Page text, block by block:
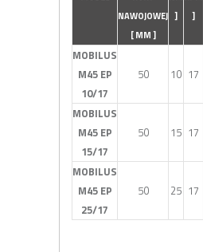
NAWOJOWEJ
[ MM ]
]
]
MOBILUS
M45 EP
10/17
50 10 17
MOBILUS
M45 EP
15/17
50 15 17
MOBILUS
M45 EP
25/17
50 25 17